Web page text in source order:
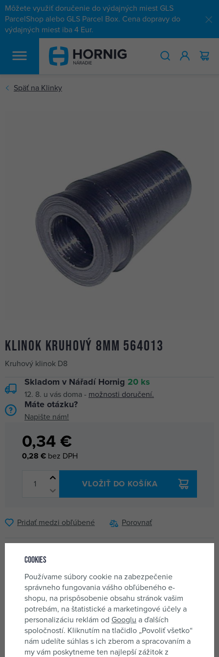
Môžete využiť doručenie do výdajných miest GLS
ParcelShop alebo GLS Parcel Box. Cena dopravy do
výdajných miest iba 4 Eur.
HĽADAŤ
klinok kruhový 8mm 564013
Kruhový klinok D8
Skladom v Nářadí Hornig 20 ks
12. 8. u vás doma - možnosti doručení.
Máte otázku?
Napište nám!
0,34 €
0,28 € bez DPH
VLOŽIŤ DO KOŠÍKA
Pridať medzi obľúbené Porovnať
klinok kruhový 10mm
564014
0,38 €
skladom 12 ks
klinok kruhový 13mm
564016
0,43 €
skladom 10 ks
Kruhový klinok D8
Cookies
Používame súbory cookie na zabezpečenie
správneho fungovania vášho obľúbeného e-
shopu, na prispôsobenie obsahu stránok vašim
potrebám, na štatistické a marketingové účely a
personalizáciu reklám od Googlu a ďalších
spoločností. Kliknutím na tlačidlo „Povoliť všetko“
nám udelíte súhlas s ich zberom a spracovaním a
my vám poskytneme ten najlepší zážitok z